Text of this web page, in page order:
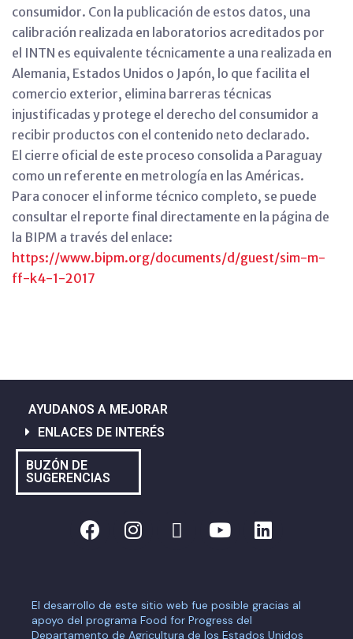
consumidor. Con la publicación de estos datos, una
calibración realizada en laboratorios acreditados por
el INTN es equivalente técnicamente a una realizada en
Alemania, Estados Unidos o Japón, lo que facilita el
comercio exterior, elimina barreras técnicas
injustificadas y protege el derecho del consumidor a
recibir productos con el contenido neto declarado.
El cierre oficial de este proceso consolida a Paraguay
como un referente en metrología en las Américas.
Para conocer el informe técnico completo, se puede
consultar el reporte final directamente en la página de
la BIPM a través del enlace:
https://www.bipm.org/documents/d/guest/sim-m-
ff-k4-1-2017
AYUDANOS A MEJORAR
ENLACES DE INTERÉS
BUZÓN DE
SUGERENCIAS
El desarrollo de este sitio web fue posible gracias al
apoyo del programa Food for Progress del
Departamento de Agricultura de los Estados Unidos